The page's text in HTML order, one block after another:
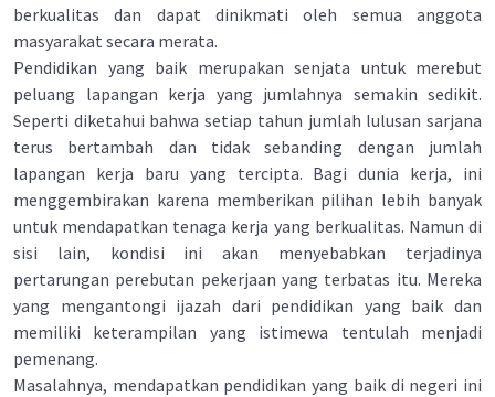
berkualitas dan dapat dinikmati oleh semua anggota
masyarakat secara merata.
Pendidikan yang baik merupakan senjata untuk merebut
peluang lapangan kerja yang jumlahnya semakin sedikit.
Seperti diketahui bahwa setiap tahun jumlah lulusan sarjana
terus bertambah dan tidak sebanding dengan jumlah
lapangan kerja baru yang tercipta. Bagi dunia kerja, ini
menggembirakan karena memberikan pilihan lebih banyak
untuk mendapatkan tenaga kerja yang berkualitas. Namun di
sisi lain, kondisi ini akan menyebabkan terjadinya
pertarungan perebutan pekerjaan yang terbatas itu. Mereka
yang mengantongi ijazah dari pendidikan yang baik dan
memiliki keterampilan yang istimewa tentulah menjadi
pemenang.
Masalahnya, mendapatkan pendidikan yang baik di negeri ini